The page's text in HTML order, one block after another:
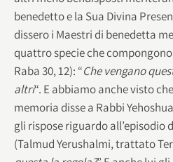
benedetto e la Sua Divina
dissero i Maestri di benedetta
quattro specie che
Raba 30, 12): “Che vengano
altri“. E abbiamo anche visto
memoria disse a Rabbi
gli rispose riguardo all’episodio
(Talmud Yerushalmi, trattato